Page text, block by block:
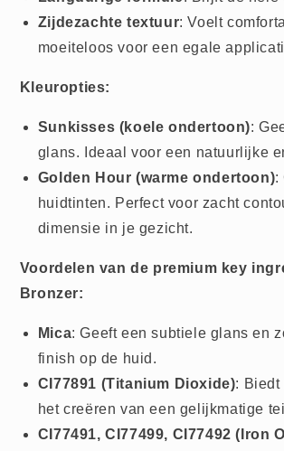
Zijdezachte textuur: Voelt
moeiteloos voor een egale
Kleuropties:
Sunkisses (koele ondertoon):
glans. Ideaal voor een natuurlijke
Golden Hour (warme ondertoon):
huidtinten. Perfect voor zacht
dimensie in je gezicht.
Voordelen van de premium key
Bronzer:
Mica: Geeft een subtiele glans en
finish op de huid.
CI77891 (Titanium Dioxide): Biedt
het creëren van een gelijkmatige
CI77491, CI77499, CI77492 (Iron